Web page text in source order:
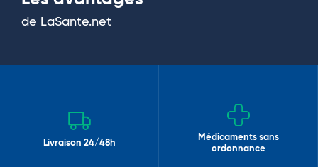
de LaSante.net
Livraison 24/48h
Médicaments sans
ordonnance